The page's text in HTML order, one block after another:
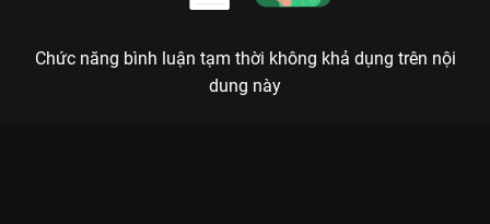
Chức năng bình luận tạm thời không khả dụng trên nội
dung này